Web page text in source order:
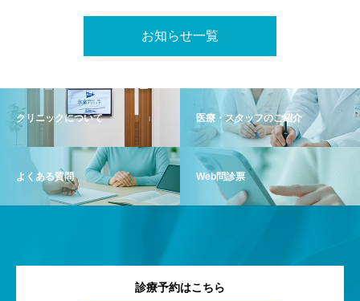
お知らせ一覧
クリニックについて 医療・スタッフのご紹介
よくある質問 Web問診票
診療予約はこちら